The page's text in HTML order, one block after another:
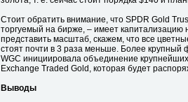
Стоит обратить внимание, что SPDR Gold
торгуемый на бирже, – имеет
представить масштаб, скажем, что все
стоят почти в 3 раза меньше. Более крупный
WGC инициировала объединение
Exchange Traded Gold, которая будет
Выводы